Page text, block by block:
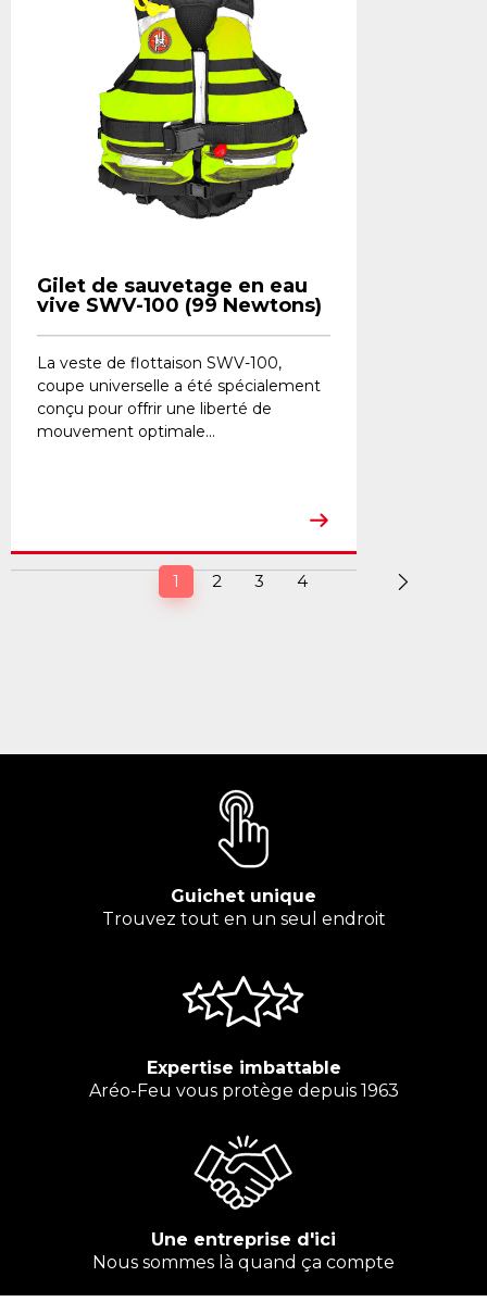
Gilet de sauvetage en eau
vive SWV-100 (99 Newtons)
La veste de flottaison SWV-100,
coupe universelle a été spécialement
conçu pour offrir une liberté de
mouvement optimale...
1 (current)
2 3 4
Guichet unique
Trouvez tout en un seul endroit
Expertise imbattable
Aréo-Feu vous protège depuis 1963
Une entreprise d'ici
Nous sommes là quand ça compte